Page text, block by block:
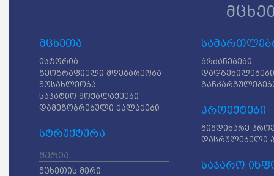
მცხეთა
ისტორია
გეოგრაფიული მდებარეობა
მოსახლეობა
საპატიო მოქალაქეები
დამეგობრებული ქალაქები
სტრუქტურა
მერია
მცხეთის მერი
ბრძანებები
დადგენილებები
პროექტები
მიმდინარე
დასრულებული
საჯარო